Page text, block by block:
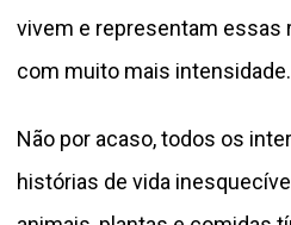
vivem e representam essas
com muito mais intensidade.
Não por acaso, todos os
histórias de vida